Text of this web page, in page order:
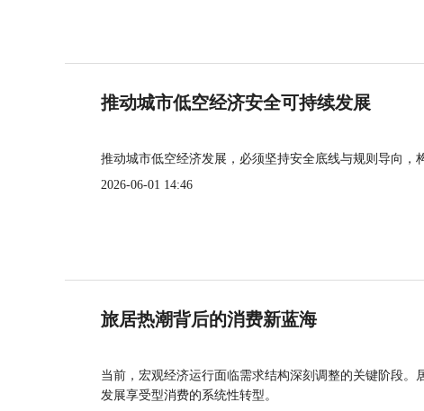
推动城市低空经济安全可持续发展
推动城市低空经济发展，必须坚持安全底线与规则导向，
2026-06-01 14:46
旅居热潮背后的消费新蓝海
当前，宏观经济运行面临需求结构深刻调整的关键阶段
发展享受型消费的系统性转型。